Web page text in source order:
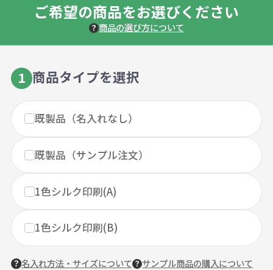
ご希望の商品をお選びください
商品の選び方について
1 商品タイプを選択
既製品（名入れなし）
既製品（サンプル注文）
1色シルク印刷(A)
1色シルク印刷(B)
名入れ方法・サイズについて サンプル商品の購入について